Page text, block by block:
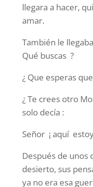
llegara a hacer,
amar.
También le
Qué buscas ?
¿ Que esperas
¿ Te crees otro
solo decía :
Señor ¡ aquí
Después de unos
desierto, sus
ya no era esa